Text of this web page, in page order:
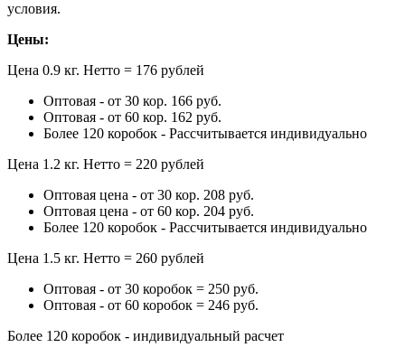
условия.
Цены:
Цена 0.9 кг. Нетто = 176 рублей
Оптовая - от 30 кор. 166 руб.
Оптовая - от 60 кор. 162 руб.
Более 120 коробок - Рассчитывается индивидуально
Цена 1.2 кг. Нетто = 220 рублей
Оптовая цена - от 30 кор. 208 руб.
Оптовая цена - от 60 кор. 204 руб.
Более 120 коробок - Рассчитывается индивидуально
Цена 1.5 кг. Нетто = 260 рублей
Оптовая - от 30 коробок = 250 руб.
Оптовая - от 60 коробок = 246 руб.
Более 120 коробок - индивидуальный расчет